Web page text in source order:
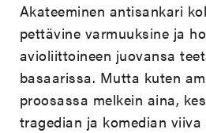
Akateeminen antisankari
pettävine varmuuksine ja
avioliittoineen juovansa
basaarissa. Mutta kuten
proosassa melkein aina,
tragedian ja komedian